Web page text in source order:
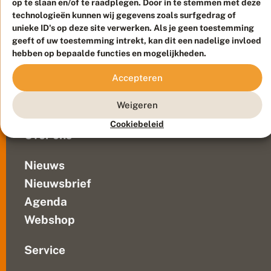
op te slaan en/of te raadplegen. Door in te stemmen met deze
technologieën kunnen wij gegevens zoals surfgedrag of
unieke ID's op deze site verwerken. Als je geen toestemming
geeft of uw toestemming intrekt, kan dit een nadelige invloed
hebben op bepaalde functies en mogelijkheden.
Accepteren
Weigeren
Cookiebeleid
Contact
Veelgestelde vragen
Over ons
Nieuws
Nieuwsbrief
Agenda
Webshop
Service
Duurzaam ontwikkeld doorGo2People, ontworpen door
Blue Field Agency
Privacy
Disclaimer